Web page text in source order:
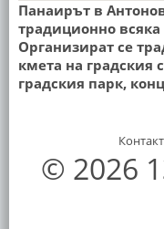
Панаирът в
традиционно
Организират се
кмета на градския
градския парк,
© 2026